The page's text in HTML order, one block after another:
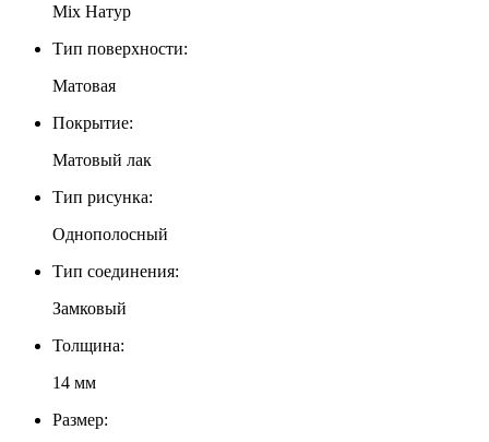
Mix Натур
Тип поверхности:
Матовая
Покрытие:
Матовый лак
Тип рисунка:
Однополосный
Тип соединения:
Замковый
Толщина:
14 мм
Размер: